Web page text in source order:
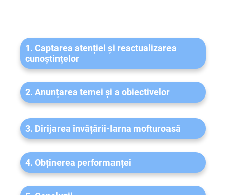
1. Captarea atenției și reactualizarea
cunoștințelor
2. Anunțarea temei și a obiectivelor
3. Dirijarea învățării-Iarna mofturoasă
4. Obținerea performanței